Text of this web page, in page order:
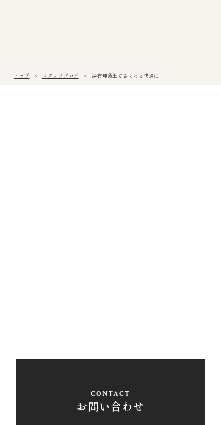
トップ スタッフブログ 湯布珪藻土でさらっと快適に
お問い合わせ